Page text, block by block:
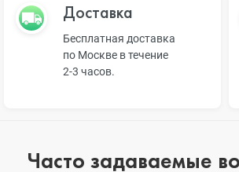
Доставка
Бесплатная доставка
по Москве в течение
2-3 часов.
Часто задаваемые